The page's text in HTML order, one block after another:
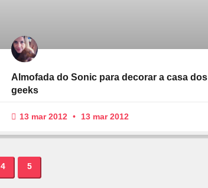
Almofada do Sonic para decorar a casa dos
geeks
13 mar 2012 13 mar 2012
4 5